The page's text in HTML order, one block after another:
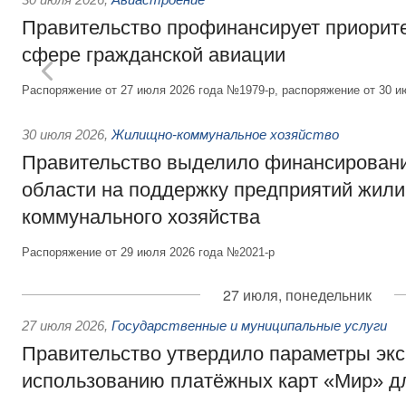
Правительство профинансирует
сфере гражданской авиации
Распоряжение от 27 июля 2026 года №1979-р, распоряжение от 30
30 июля 2026, Жилищно-коммунальное хозяйство
Правительство выделило
области на поддержку предприятий
коммунального хозяйства
Распоряжение от 29 июля 2026 года №2021-р
27 июля, понедельник
27 июля 2026, Государственные и муниципальные услуги
Правительство утвердило параметры
использованию платёжных карт «Мир»